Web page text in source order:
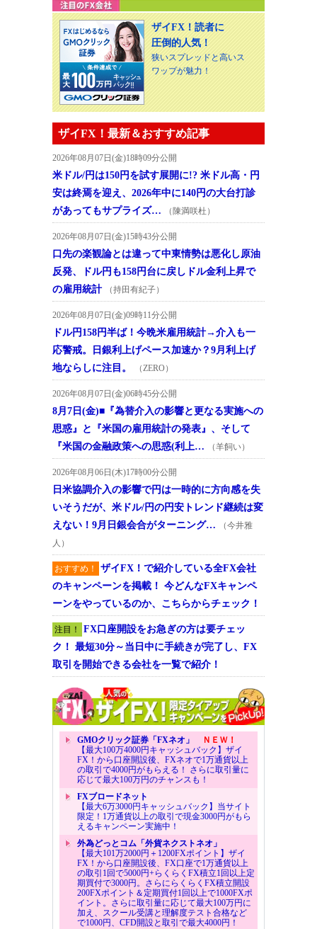
ザイFX！読者に
圧倒的人気！
狭いスプレッドと高いス
ワップが魅力！
ザイFX！最新＆おすすめ記事
2026年08月07日(金)18時09分公開
米ドル/円は150円を試す展開に!? 米ドル高・円
安は終焉を迎え、2026年中に140円の大台打診
があってもサプライズ…
（陳満咲杜）
2026年08月07日(金)15時43分公開
口先の楽観論とは違って中東情勢は悪化し原油
反発、ドル円も158円台に戻しドル金利上昇で
の雇用統計
（持田有紀子）
2026年08月07日(金)09時11分公開
ドル円158円半ば！今晩米雇用統計→介入も一
応警戒。日銀利上げペース加速か？9月利上げ
地ならしに注目。
（ZERO）
2026年08月07日(金)06時45分公開
8月7日(金)■『為替介入の影響と更なる実施への
思惑』と『米国の雇用統計の発表』、そして
『米国の金融政策への思惑(利上…
（羊飼い）
2026年08月06日(木)17時00分公開
日米協調介入の影響で円は一時的に方向感を失
いそうだが、米ドル/円の円安トレンド継続は変
えない！9月日銀会合がターニング…
（今井雅
人）
おすすめ！
ザイFX！で紹介している全FX会社
のキャンペーンを掲載！ 今どんなFXキャンペ
ーンをやっているのか、こちらからチェック！
注目！
FX口座開設をお急ぎの方は要チェッ
ク！ 最短30分～当日中に手続きが完了し、FX
取引を開始できる会社を一覧で紹介！
GMOクリック証券「FXネオ」
ＮＥＷ！
【最大100万4000円キャッシュバック】ザイ
FX！から口座開設後、FXネオで1万通貨以上
の取引で4000円がもらえる！ さらに取引量に
応じて最大100万円のチャンスも！
FXブロードネット
【最大6万3000円キャッシュバック】当サイト
限定！1万通貨以上の取引で現金3000円がもら
えるキャンペーン実施中！
外為どっとコム「外貨ネクストネオ」
【最大101万2000円＋1200FXポイント】ザイ
FX！から口座開設後、FX口座で1万通貨以上
の取引1回で5000円+らくらくFX積立1回以上定
期買付で3000円。さらにらくらくFX積立開設
200FXポイント＆定期買付1回以上で1000FXポ
イント。さらに取引量に応じて最大100万円に
加え、スクール受講と理解度テスト合格など
で1000円、CFD開設と取引で最大4000円！